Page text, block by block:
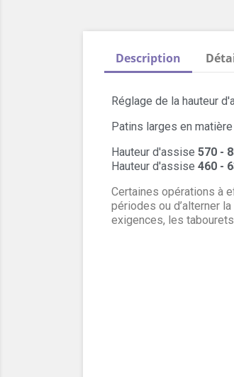
Description
Réglage de la hauteur
Patins larges en
Hauteur d'assise 570 -
Hauteur d'assise 460 -
Certaines opérations à
périodes ou d’alterner
exigences, les